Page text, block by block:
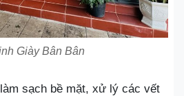
Giày Bân Bân
sạch bề mặt, xử lý các vết